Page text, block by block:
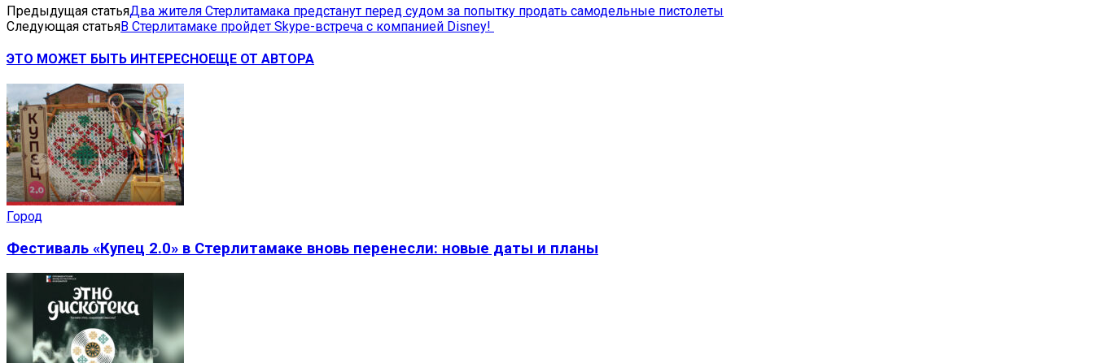
Предыдущая статьяДва жителя Стерлитамака предстанут перед судом за попытку продать самодельные пистолеты
Следующая статьяВ Стерлитамаке пройдет Skype-встреча с компанией Disney!
ЭТО МОЖЕТ БЫТЬ ИНТЕРЕСНОЕЩЕ ОТ АВТОРА
Город
Фестиваль «Купец 2.0» в Стерлитамаке вновь перенесли: новые даты и планы